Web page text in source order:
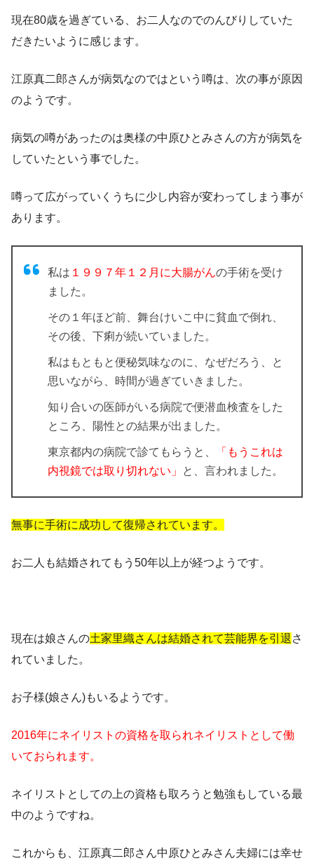
現在80歳を過ぎている、お二人なのでのんびりしていた
だきたいように感じます。
江原真二郎さんが病気なのではという噂は、次の事が原因
のようです。
病気の噂があったのは奥様の中原ひとみさんの方が病気を
していたという事でした。
噂って広がっていくうちに少し内容が変わってしまう事が
あります。
私は １９９７年１２月に大腸がんの手術を受け
ました。
その１年ほど前、舞台けいこ中に貧血で倒れ、
その後、下痢が続いていました。
私はもともと便秘気味なのに、なぜだろう、と
思いながら、時間が過ぎていきました。
知り合いの医師がいる病院で便潜血検査をした
ところ、陽性との結果が出ました。
東京都内の病院で診てもらうと、
「もうこれは
内視鏡では取り切れない」
と、言われました。
無事に手術に成功して復帰されています。
お二人も結婚されてもう50年以上が経つようです。
現在は娘さんの土家里織さんは結婚されて芸能界を引退 さ
れていました。
お子様(娘さん)もいるようです。
2016年にネイリストの資格を取られネイリストとして働
いておられます。
ネイリストとしての上の資格も取ろうと勉強もしている最
中のようですね。
これからも、江原真二郎さん中原ひとみさん夫婦には幸せ